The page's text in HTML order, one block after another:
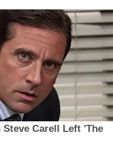
Steve Carell Left 'The